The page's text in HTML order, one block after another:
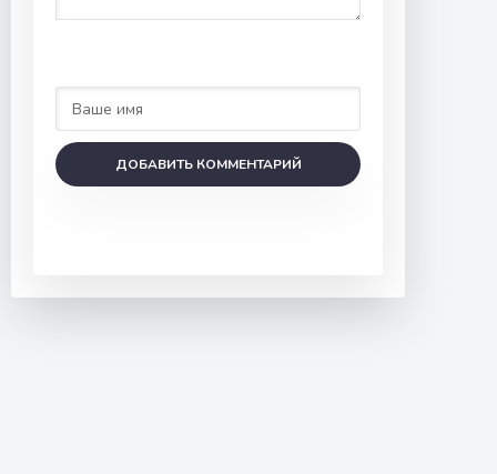
ДОБАВИТЬ КОММЕНТАРИЙ